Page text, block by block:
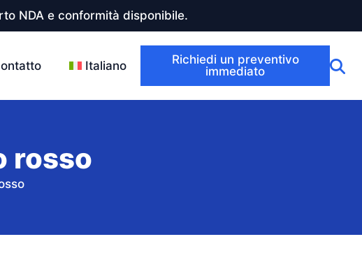
NDA e conformità disponibile.
Italiano
Richiedi un preventivo
immediato
rosso